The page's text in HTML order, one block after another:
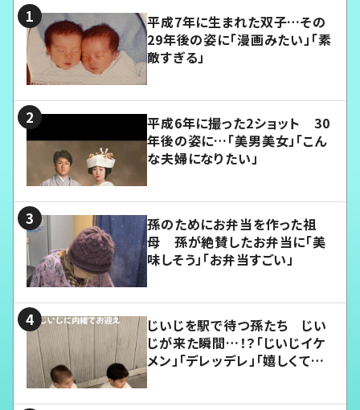
平成7年に生まれた双子…その
29年後の姿に「漫画みたい」「素
敵すぎる」
平成6年に撮った2ショット 30
年後の姿に…「美男美女」「こん
な夫婦になりたい」
孫のためにお弁当を作った祖
母 孫が絶賛したお弁当に「美
味しそう」「お弁当すごい」
じいじを駅で待つ孫たち じい
じが来た瞬間…！？「じいじイケ
メン」「デレッデレ」「嬉しくて可